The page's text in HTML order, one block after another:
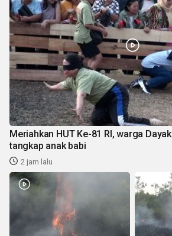
Meriahkan HUT Ke-81 RI, warga
tangkap anak babi
2 jam lalu